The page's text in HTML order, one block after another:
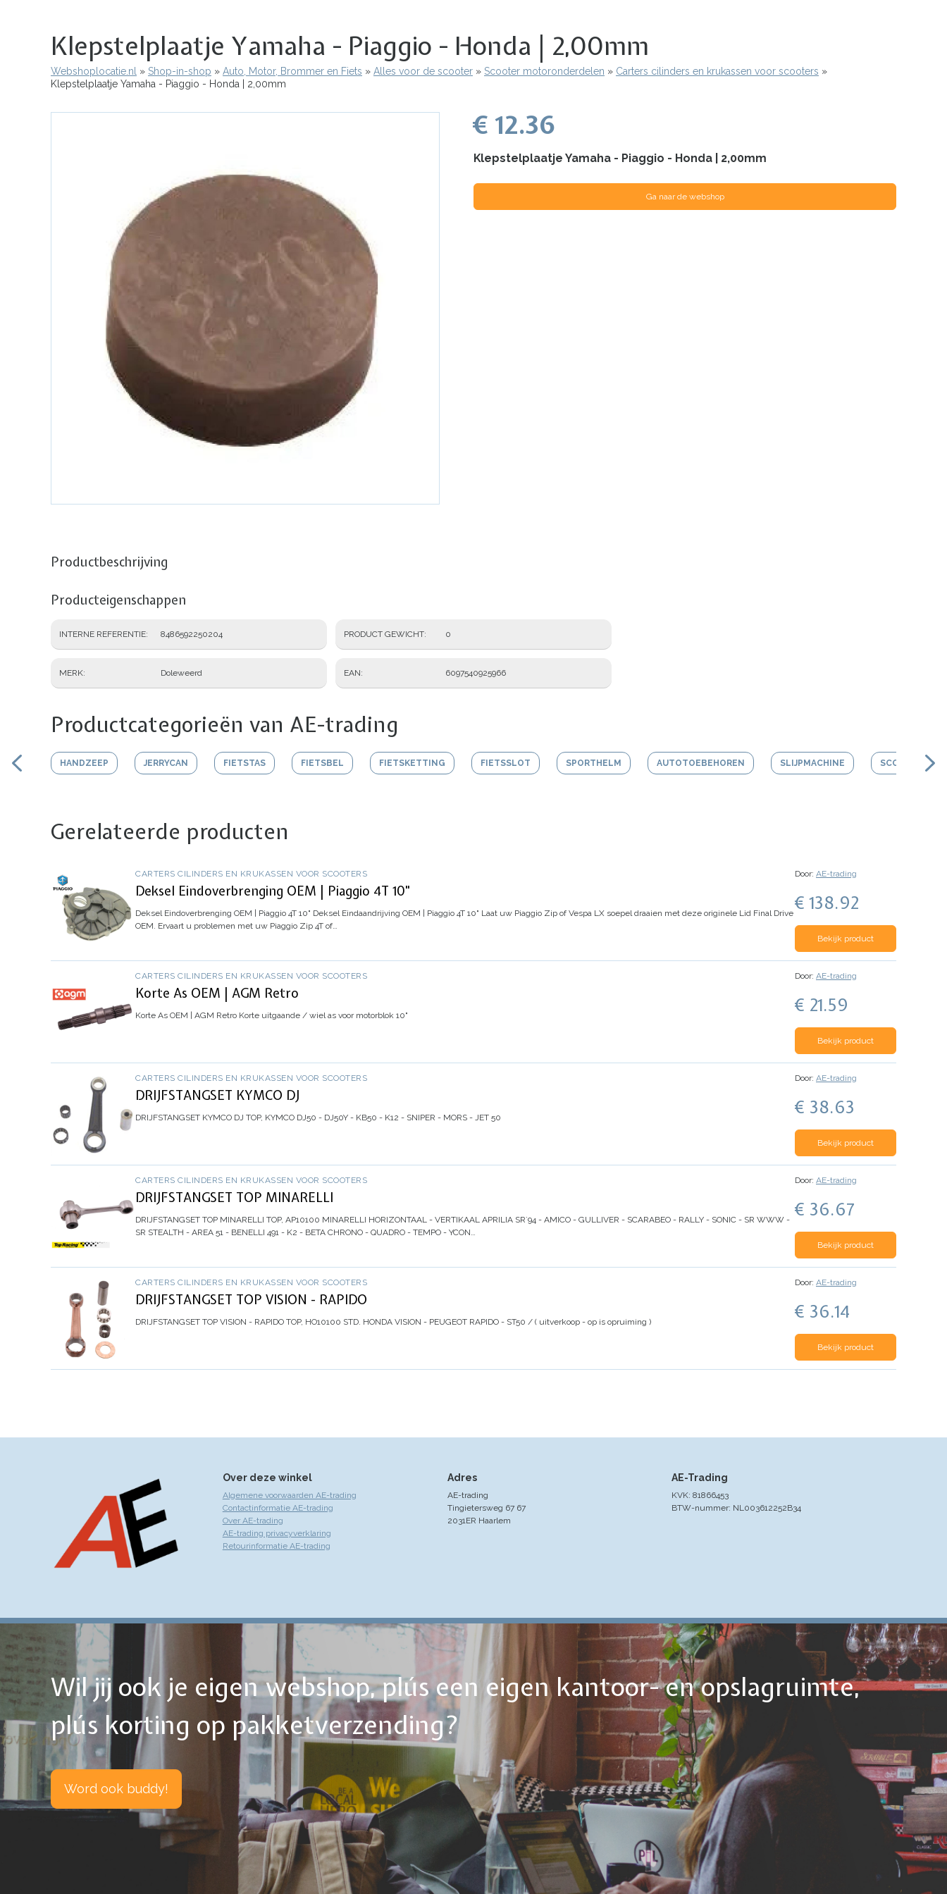
Klepstelplaatje Yamaha - Piaggio - Honda | 2,00mm
Kruimelpad
Webshoplocatie.nl Shop-in-shop Auto, Motor, Brommer en Fiets Alles voor de scooter Scooter motoronderdelen
Carters cilinders en krukassen voor scooters
Klepstelplaatje Yamaha - Piaggio - Honda | 2,00mm
€ 12.36
Klepstelplaatje Yamaha - Piaggio - Honda | 2,00mm
Ga naar de webshop
Productbeschrijving
Producteigenschappen
INTERNE REFERENTIE 8486592250204
MERK Doleweerd
PRODUCT GEWICHT 0
EAN 6097540925966
Productcategorieën van AE-trading
HANDZEEP JERRYCAN FIETSTAS FIETSBEL FIETSKETTING FIETSSLOT SPORTHELM AUTOTOEBEHOREN SLIJPMACHINE SCOOTER
Gerelateerde producten
CARTERS CILINDERS EN KRUKASSEN VOOR SCOOTERS
Deksel Eindoverbrenging OEM | Piaggio 4T 10"
Deksel Eindoverbrenging OEM | Piaggio 4T 10" Deksel Eindaandrijving OEM | Piaggio 4T 10" Laat uw Piaggio Zip of Vespa LX soepel draaien met deze originele Lid Final Drive
OEM. Ervaart u problemen met uw Piaggio Zip 4T of…
Door: AE-trading
€ 138.92
Bekijk product
CARTERS CILINDERS EN KRUKASSEN VOOR SCOOTERS
Korte As OEM | AGM Retro
Korte As OEM | AGM Retro Korte uitgaande / wiel as voor motorblok 10"
Door: AE-trading
€ 21.59
Bekijk product
CARTERS CILINDERS EN KRUKASSEN VOOR SCOOTERS
DRIJFSTANGSET KYMCO DJ
DRIJFSTANGSET KYMCO DJ TOP, KYMCO DJ50 - DJ50Y - KB50 - K12 - SNIPER - MORS - JET 50
Door: AE-trading
€ 38.63
Bekijk product
CARTERS CILINDERS EN KRUKASSEN VOOR SCOOTERS
DRIJFSTANGSET TOP MINARELLI
DRIJFSTANGSET TOP MINARELLI TOP, AP10100 MINARELLI HORIZONTAAL - VERTIKAAL APRILIA SR`94 - AMICO - GULLIVER - SCARABEO - RALLY - SONIC - SR WWW -
SR STEALTH - AREA 51 - BENELLI 491 - K2 - BETA CHRONO - QUADRO - TEMPO - YCON…
Door: AE-trading
€ 36.67
Bekijk product
CARTERS CILINDERS EN KRUKASSEN VOOR SCOOTERS
DRIJFSTANGSET TOP VISION - RAPIDO
DRIJFSTANGSET TOP VISION - RAPIDO TOP, HO10100 STD. HONDA VISION - PEUGEOT RAPIDO - ST50 / ( uitverkoop - op is opruiming )
Door: AE-trading
€ 36.14
Bekijk product
Over deze winkel
Algemene voorwaarden AE-trading
Contactinformatie AE-trading
Over AE-trading
AE-trading privacyverklaring
Retourinformatie AE-trading
Adres
AE-trading
Tingietersweg 67 67
2031ER Haarlem
AE-Trading
KVK: 81866453
BTW-nummer: NL003612252B34
Wil jij ook je eigen webshop, plús een eigen kantoor- en opslagruimte,
plús korting op pakketverzending?
Word ook buddy!